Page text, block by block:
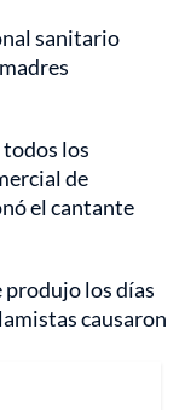
sanitario
los
de
el cantante
produjo los días
causaron